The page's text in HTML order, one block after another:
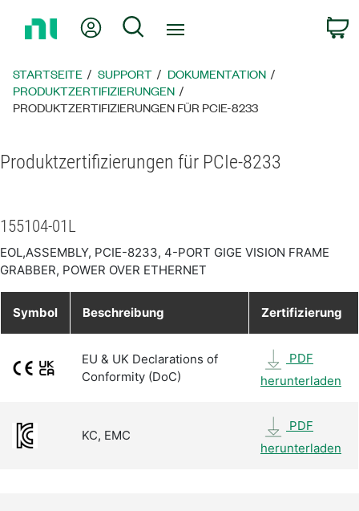
zur
Mein KontoSuche
STARTSEITE SUPPORT
DOKUMENTATION
PRODUKTZERTIFIZIERUNGEN
PRODUKTZERTIFIZIERUNGEN FÜR PCIE-8233
Produktzertifizierungen für PCIe-8233
155104-01L
EOL,ASSEMBLY, PCIE-8233, 4-PORT GIGE VISION FRAME
GRABBER, POWER OVER ETHERNET
Symbol Beschreibung Zertifizierung
EU & UK Declarations of
Conformity (DoC)
PDF
herunterladen
KC, EMC
PDF
herunterladen